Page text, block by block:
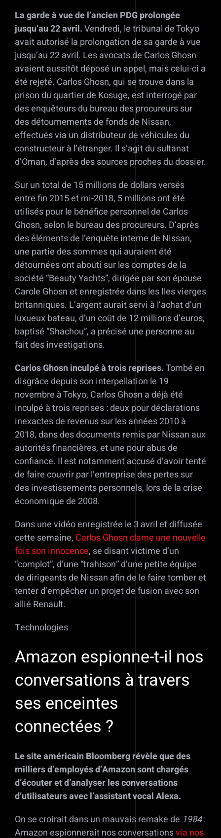
La garde à vue de l’ancien PDG prolongée
jusqu’au 22 avril.Vendredi, le tribunal de Tokyo
avait autorisé la prolongation de sa garde à vue
jusqu’au 22 avril. Les avocats de Carlos Ghosn
avaient aussitôt déposé un appel, mais celui-ci a
été rejeté. Carlos Ghosn, qui se trouve dans la
prison du quartier de Kosuge, est interrogé par
des enquêteurs du bureau des procureurs sur
des détournements de fonds de Nissan,
effectués via un distributeur de véhicules du
constructeur à l’étranger. Il s’agit du sultanat
d’Oman, d’après des sources proches du dossier.
Sur un total de 15 millions de dollars versés
entre fin 2015 et mi-2018, 5 millions ont été
utilisés pour le bénéfice personnel de Carlos
Ghosn, selon le bureau des procureurs. D’après
des éléments de l’enquête interne de Nissan,
une partie des sommes qui auraient été
détournées ont abouti sur les comptes de la
société “Beauty Yachts”, dirigée par son épouse
Carole Ghosn et enregistrée dans les Iles vierges
britanniques. L’argent aurait servi à l’achat d’un
luxueux bateau, d’un coût de 12 millions d’euros,
baptisé “Shachou”, a précisé une personne au
fait des investigations.
Carlos Ghosn inculpé à trois reprises.Tombé en
disgrâce depuis son interpellation le 19
novembre à Tokyo, Carlos Ghosn a déjà été
inculpé à trois reprises : deux pour déclarations
inexactes de revenus sur les années 2010 à
2018, dans des documents remis par Nissan aux
autorités financières, et une pour abus de
confiance. Il est notamment accusé d’avoir tenté
de faire couvrir par l’entreprise des pertes sur
des investissements personnels, lors de la crise
économique de 2008.
Dans une vidéo enregistrée le 3 avril et diffusée
cette semaine, Carlos Ghosn clame une nouvelle
fois son innocence, se disant victime d’un
“complot”, d’une “trahison” d’une petite équipe
de dirigeants de Nissan afin de le faire tomber et
tenter d’empêcher un projet de fusion avec son
allié Renault.
Technologies
Amazon espionne-t-il nos
conversations à travers
ses enceintes
connectées ?
Le site américain Bloomberg révèle que des
milliers d’employés d’Amazon sont chargés
d’écouter et d’analyser les conversations
d’utilisateurs avec l’assistant vocal Alexa.
On se croirait dans un mauvais remake de 1984:
Amazon espionnerait nos conversationsvia nos